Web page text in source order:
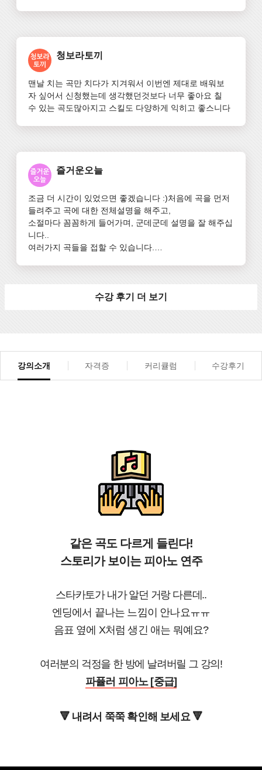
청보라토끼
맨날 치는 곡만 치다가 지겨워서 이번엔 제대로 배워보
자 싶어서 신청했는데 생각했던것보다 너무 좋아요 칠
수 있는 곡도많아지고 스킬도 다양하게 익히고 좋스니다
즐거운오늘
조금 더 시간이 있었으면 좋겠습니다 :)처음에 곡을 먼저
들려주고 곡에 대한 전체설명을 해주고,
소절마다 꼼꼼하게 들어가며, 군데군데 설명을 잘 해주십
니다..
여러가지 곡들을 접할 수 있습니다.
수강 후기 더 보기
강의소개 자격증 커리큘럼 수강후기
같은 곡도 다르게 들린다!
스토리가 보이는 피아노 연주
스타카토가 내가 알던 거랑 다른데..
엔딩에서 끝나는 느낌이 안나요ㅠㅠ
음표 옆에 X처럼 생긴 애는 뭐예요?
여러분의 걱정을 한 방에 날려버릴 그 강의!
파퓰러 피아노 [중급]
🔻 내려서 쭉쭉 확인해 보세요 🔻